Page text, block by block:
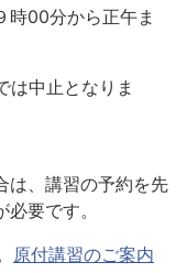
00分から正午ま
中止となりま
、講習の予約を先
要です。
原付講習のご案内